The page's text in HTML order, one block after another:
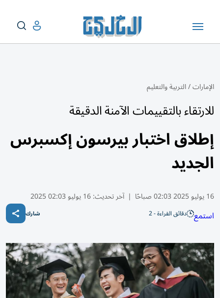
الإمارات/التربية والتعليم
للارتقاء بالتقييمات الآمنة الدقيقة
إطلاق اختبار بيرسون إكسبرس
الجديد
16 يوليو 2025 02:03 صباحًا | آخر تحديث:16 يوليو 02:03 2025
استمع دقائق القراءة - 2 شارك